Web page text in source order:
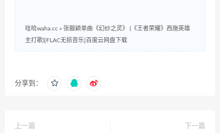
哇哈waha.cc » 张靓颖单曲《幻纱之灵》 (《王者荣耀》西施英雄
主打歌)[FLAC无损音乐]百度云网盘下载
分享到：
上一篇
下一篇